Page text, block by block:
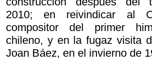
2010; en reivindicar al
compositor del primer
chileno, y en la fugaz visita
Joan Báez, en el invierno de